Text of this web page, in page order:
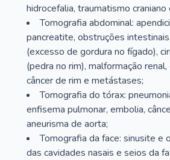
hidrocefalia, traumatismo
Tomografia abdominal:
pancreatite, obstruções
(excesso de gordura no fígado),
(pedra no rim), malformação
câncer de rim e metástases;
Tomografia do tórax:
enfisema pulmonar, embolia,
aneurisma de aorta;
Tomografia da face: sinusite e
das cavidades nasais e seios da